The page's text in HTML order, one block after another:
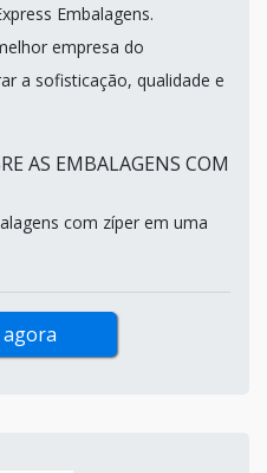
Embalagens.
empresa do
a sofisticação, qualidade e
AS EMBALAGENS COM
com zíper em uma